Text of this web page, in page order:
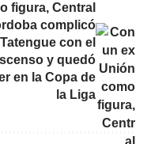
figura, Central
complicó
con el
y quedó
en la Copa de
la Liga